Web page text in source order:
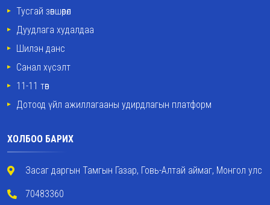
Тусгай зөвшөөрөл
Дуудлага худалдаа
Шилэн данс
Санал хүсэлт
11-11 төв
Дотоод үйл ажиллагааны удирдлагын платформ
ХОЛБОО БАРИХ
Засаг даргын Тамгын Газар, Говь-Алтай аймаг, Монгол улс
70483360